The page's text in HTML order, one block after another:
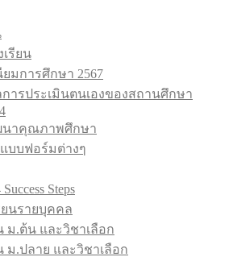
รียน
มการศึกษา 2567
การประเมินตนเองของสถานศึกษา
าคุณภาพศึกษา
แบบฟอร์มต่างๆ
Steps
ยนรายบุคคล
ม.ต้น และวิชาเลือก
ม.ปลาย และวิชาเลือก